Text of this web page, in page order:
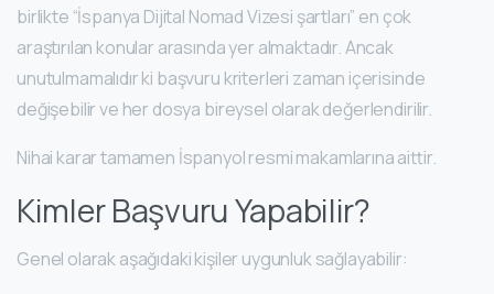
birlikte “İspanya Dijital Nomad Vizesi şartları” en çok
araştırılan konular arasında yer almaktadır. Ancak
unutulmamalıdır ki başvuru kriterleri zaman içerisinde
değişebilir ve her dosya bireysel olarak değerlendirilir.
Nihai karar tamamen İspanyol resmi makamlarına aittir.
Kimler Başvuru Yapabilir?
Genel olarak aşağıdaki kişiler uygunluk sağlayabilir: